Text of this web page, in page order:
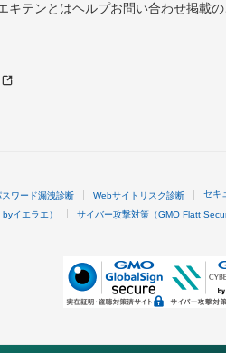
キテンとはヘルプお問い合わせ掲載
スワード漏洩診断 Webサイトリスク診断 セキ
イエラエ） サイバー攻撃対策（GMO Flatt